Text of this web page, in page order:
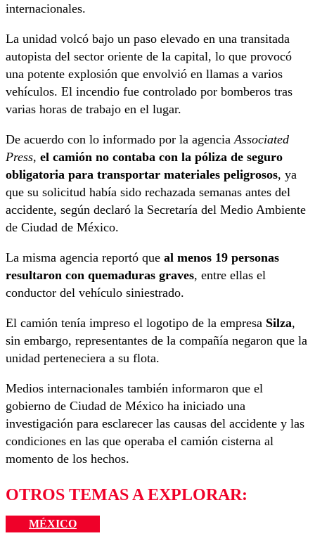
internacionales.
La unidad volcó bajo un paso elevado en una transitada
autopista del sector oriente de la capital, lo que provocó
una potente explosión que envolvió en llamas a varios
vehículos. El incendio fue controlado por bomberos tras
varias horas de trabajo en el lugar.
De acuerdo con lo informado por la agencia Associated
Press, el camión no contaba con la póliza de seguro
obligatoria para transportar materiales peligrosos, ya
que su solicitud había sido rechazada semanas antes del
accidente, según declaró la Secretaría del Medio Ambiente
de Ciudad de México.
La misma agencia reportó que al menos 19 personas
resultaron con quemaduras graves, entre ellas el
conductor del vehículo siniestrado.
El camión tenía impreso el logotipo de la empresa Silza,
sin embargo, representantes de la compañía negaron que la
unidad perteneciera a su flota.
Medios internacionales también informaron que el
gobierno de Ciudad de México ha iniciado una
investigación para esclarecer las causas del accidente y las
condiciones en las que operaba el camión cisterna al
momento de los hechos.
OTROS TEMAS A EXPLORAR:
MÉXICO